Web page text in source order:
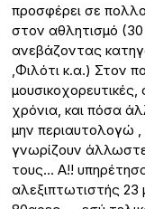
προσφέρει σε
στον αθλητισμό (30
ανεβάζοντας
,Φιλότι κ.α.) Στον
χρόνια, και πόσα
μην περιαυτολογώ ,
γνωρίζουν
τους… Α!!
αλεξιπτωτιστής 23